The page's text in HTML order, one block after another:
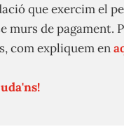
que exercim el
murs de pagament.
com expliquem en